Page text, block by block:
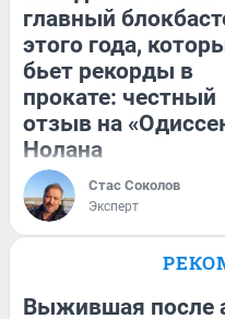
главный
этого года,
бьет рекорды в
прокате: честный
отзыв на
Нолана
Стас Соколов
Эксперт
Выжившая после